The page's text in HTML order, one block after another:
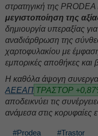
στρατηγική της
μεγιστοποίηση της
δημιουργία υπεραξίας
αναδιάρθρωση της
χαρτοφυλακίου με
εμπορικές αποθήκες και
Η καθόλα άψογη
ΑΕΕΑΠ ΤΡΑΣΤΟΡ
αποδεικνύει τις
ανάμεσα στις κορυφαίες
#Prodea #Trastor